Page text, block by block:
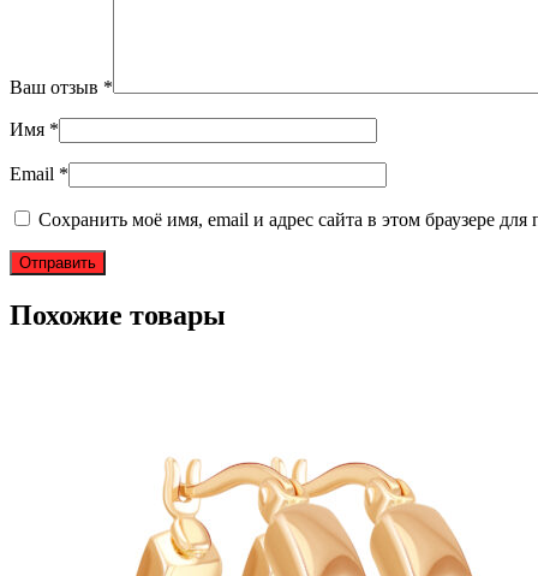
Ваш отзыв *
Имя *
Email *
Сохранить моё имя, email и адрес сайта в этом браузере
Похожие товары